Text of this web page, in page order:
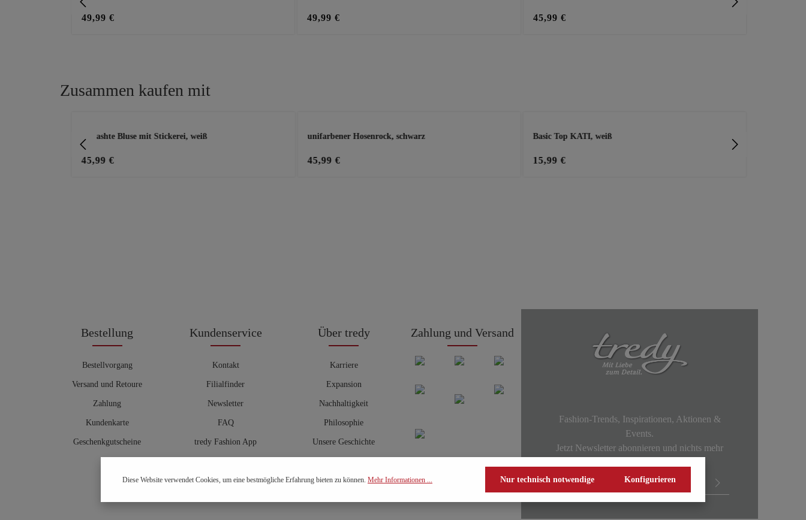
49,99 € 49,99 € 45,99 €
Zusammen kaufen mit
gecrashte Bluse mit Stickerei, weiß
45,99 €
unifarbener Hosenrock, schwarz
45,99 €
Basic Top KATI, weiß
15,99 €
Bestellung
Bestellvorgang
Versand und Retoure
Zahlung
Kundenkarte
Geschenkgutscheine
Kundenservice
Kontakt
Filialfinder
Newsletter
FAQ
tredy Fashion App
Hosenberater
Über tredy
Karriere
Expansion
Nachhaltigkeit
Philosophie
Unsere Geschichte
Zahlung und Versand
Fashion-Trends, Inspirationen, Aktionen &
Events.
Jetzt Newsletter abonnieren und nichts mehr
Diese Website verwendet Cookies, um eine bestmögliche Erfahrung bieten zu können. Mehr Informationen ... Nur technisch notwendige Konfigurieren